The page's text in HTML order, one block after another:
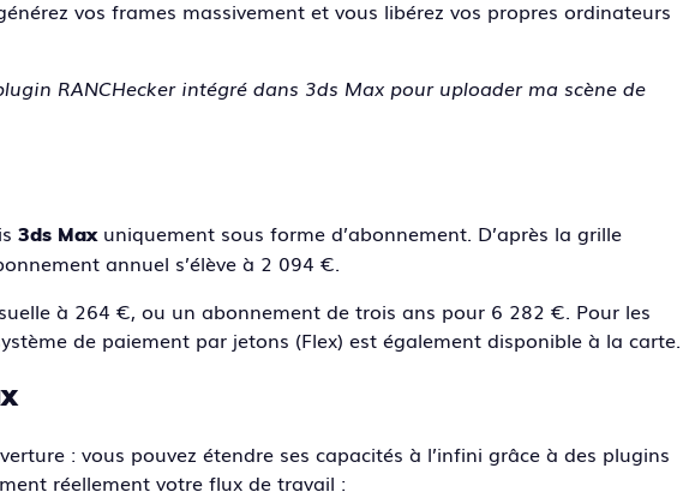
vos frames massivement et vous libérez vos propres ordinateurs
RANCHecker intégré dans 3ds Max pour uploader ma scène de
3ds Maxuniquement sous forme d’abonnement. D’après la grille
annuel s’élève à 2 094 €.
à 264 €, ou un abonnement de trois ans pour 6 282 €. Pour les
de paiement par jetons (Flex) est également disponible à la carte.
: vous pouvez étendre ses capacités à l’infini grâce à des plugins
réellement votre flux de travail :